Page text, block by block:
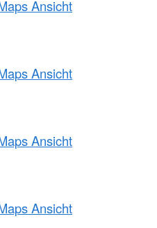
Ansicht
Ansicht
Ansicht
Ansicht